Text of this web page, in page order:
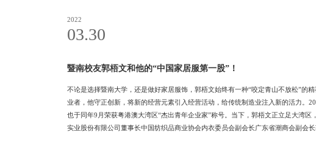
2022
03.30
暨南校友郭梧文和他的“中国家居服第一股”！
不论是选择暨南大学，还是做好家居服饰，郭梧文始终有一种“咬定青山不放松”的
业者，他守正创新，将新的经营元素引入经营活动，给传统制造业注入新的活力。
也于同年9月荣获粤港澳大湾区“杰出青年企业家”称号。当下，郭梧文正立足大湾
实业股份有限公司董事长中国纺织品商业协会内衣委员会副会长广东省潮商会副会